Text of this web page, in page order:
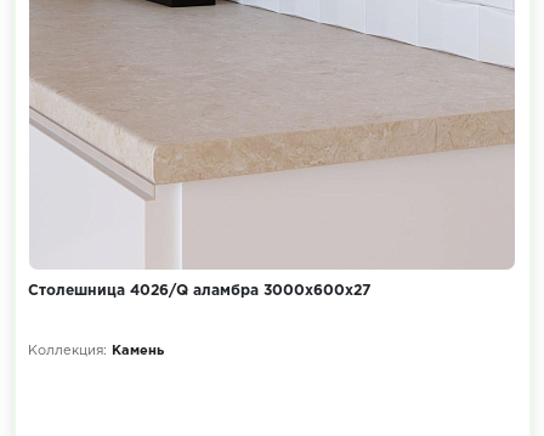
Столешница 4026/Q аламбра 3000х600х27
Коллекция: Камень